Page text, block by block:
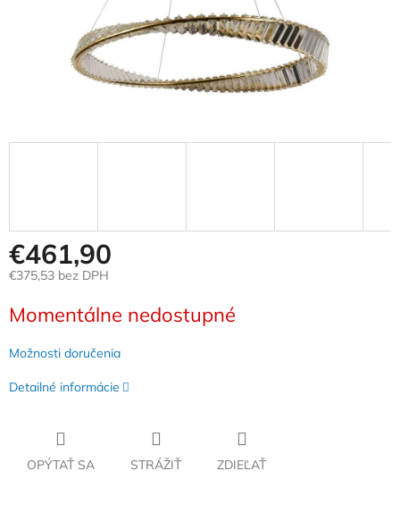
€461,90
€375,53 bez DPH
cena:
Momentálne nedostupné
Možnosti doručenia
Detailné informácie
OPÝTAŤ SA STRÁŽIŤ ZDIEĽAŤ